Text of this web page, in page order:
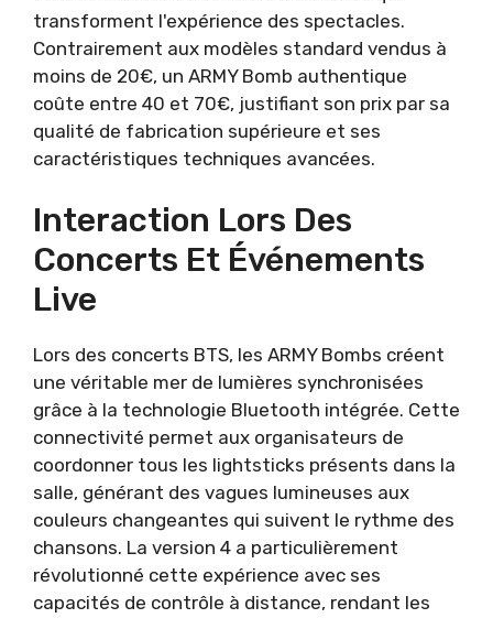
transforment l'expérience des spectacles.
Contrairement aux modèles standard vendus à
moins de 20€, un ARMY Bomb authentique
coûte entre 40 et 70€, justifiant son prix par sa
qualité de fabrication supérieure et ses
caractéristiques techniques avancées.
Interaction Lors Des
Concerts Et Événements
Live
Lors des concerts BTS, les ARMY Bombs créent
une véritable mer de lumières synchronisées
grâce à la technologie Bluetooth intégrée. Cette
connectivité permet aux organisateurs de
coordonner tous les lightsticks présents dans la
salle, générant des vagues lumineuses aux
couleurs changeantes qui suivent le rythme des
chansons. La version 4 a particulièrement
révolutionné cette expérience avec ses
capacités de contrôle à distance, rendant les